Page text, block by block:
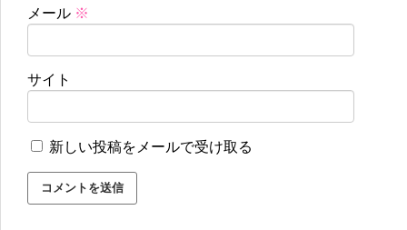
メール ※
サイト
新しい投稿をメールで受け取る